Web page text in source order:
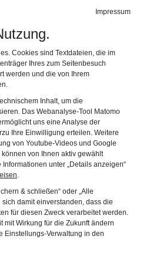
Impressum
Cookies sind Textdateien, die im
Ihres zum Seitenbesuch
werden und die von Ihrem
Inhalt, um die
Das Webanalyse-Tool Matomo
uns eine Analyse der
Ihre Einwilligung erteilen. Weitere
von Youtube-Videos und Google
von Ihnen aktiv gewählt
unter „Details anzeigen“
.
& schließen“ oder „Alle
damit einverstanden, dass die
für diesen Zweck verarbeitet werden.
mit Wirkung für die Zukunft ändern
Einstellungs-Verwaltung in den
Gebärdensprache